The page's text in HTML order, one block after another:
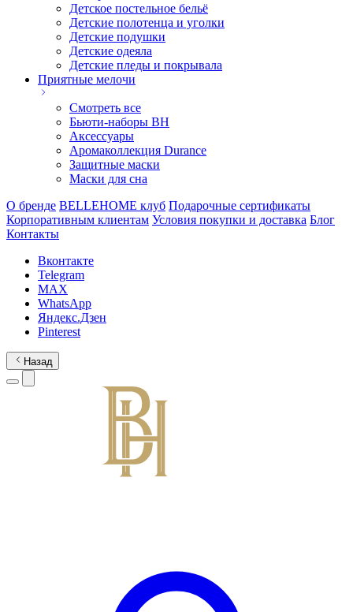
Детское постельное бельё
Детские полотенца и уголки
Детские подушки
Детские одеяла
Детские пледы и покрывала
Приятные мелочи
Смотреть все
Бьюти-наборы ВН
Аксессуары
Аромаколлекция Durance
Защитные маски
Маски для сна
О бренде BELLEHOME клуб Подарочные сертификаты
Корпоративным клиентам Условия покупки и доставка Блог
Контакты
Вконтакте
Telegram
MAX
WhatsApp
Яндекс.Дзен
Pinterest
Назад